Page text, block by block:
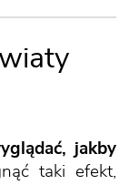
jakby
taki efekt,